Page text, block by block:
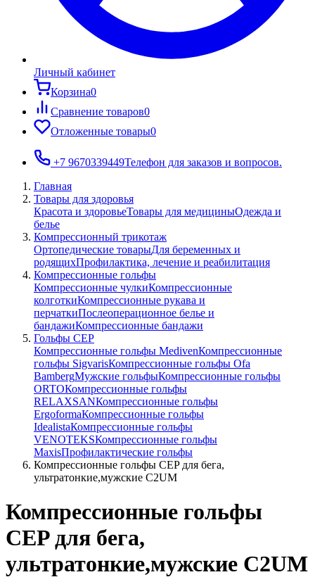
Личный кабинет
Корзина0
Сравнение товаров0
Отложенные товары0
+7 9670339449Телефон для заказов и вопросов.
Главная
Товары для здоровья
Красота и здоровьеТовары для медициныОдежда и
белье
Компрессионный трикотаж
Ортопедические товарыДля беременных и
родящихПрофилактика, лечение и реабилитация
Компрессионные гольфы
Компрессионные чулкиКомпрессионные
колготкиКомпрессионные рукава и
перчаткиПослеоперационное белье и
бандажиКомпрессионные бандажи
Гольфы CEP
Компрессионные гольфы MedivenКомпрессионные
гольфы SigvarisКомпрессионные гольфы Ofa
BambergМужские гольфыКомпрессионные гольфы
ORTOКомпрессионные гольфы
RELAXSANКомпрессионные гольфы
ErgoformaКомпрессионные гольфы
IdealistaКомпрессионные гольфы
VENOTEKSКомпрессионные гольфы
MaxisПрофилактические гольфы
Компрессионные гольфы CEP для бега,
ультратонкие,мужские C2UM
Компрессионные гольфы
CEP для бега,
ультратонкие,мужские C2UM